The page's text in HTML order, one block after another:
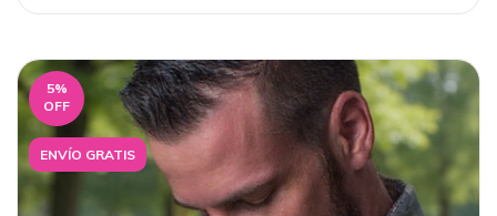
5%
OFF
ENVÍO GRATIS